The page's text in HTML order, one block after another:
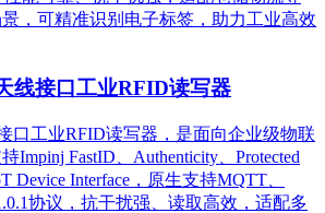
，可精准识别电子标签，助力工业高效
线接口工业RFID读写器
口工业RFID读写器，是面向企业级物联
Impinj FastID、Authenticity、Protected
Device Interface，原生支持MQTT、
协议，抗干扰强、读取高效，适配多